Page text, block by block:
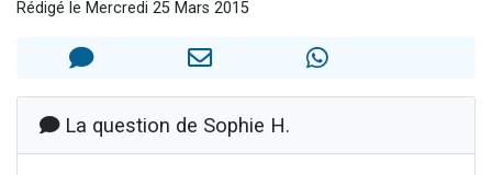
Eva vient de donner son Maasser
Eli vient de donner son Maasser
Rédigé le Mercredi 25 Mars 2015
La question de Sophie H.